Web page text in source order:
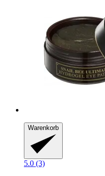
Warenkorb
5.0 (3)